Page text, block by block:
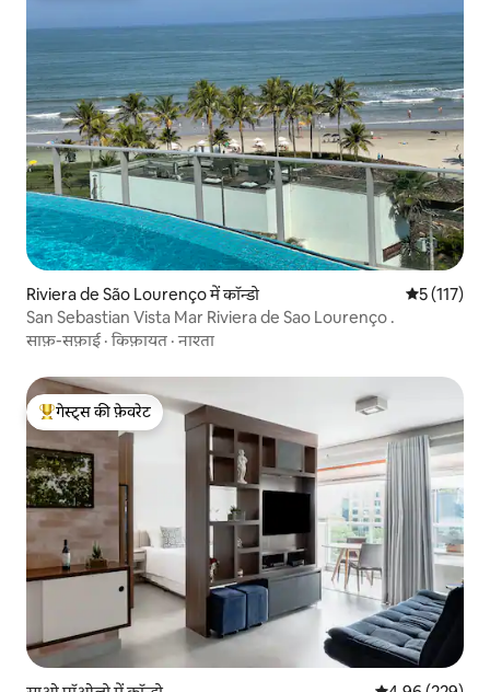
Riviera de São Lourenço में कॉन्डो औसत रेटिंग 5
5 (117)
San Sebastian Vista Mar Riviera de Sao Lourenço .
साफ़-सफ़ाई·किफ़ायत ·नाश्ता
गेस्ट्स का टॉप फ़ेवरेट
गेस्ट्स की फ़ेवरेट